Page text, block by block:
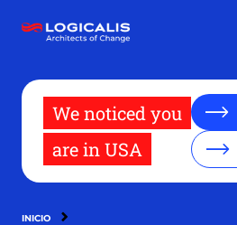
contenido
We noticed you
are in USA
INICIO